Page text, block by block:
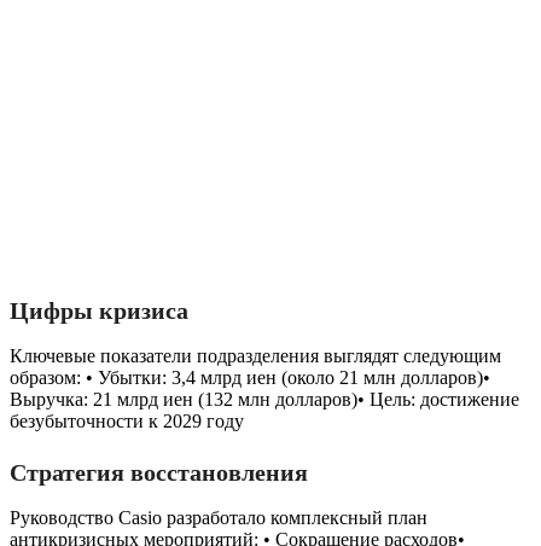
Цифры кризиса
Ключевые показатели подразделения выглядят следующим
образом: • Убытки: 3,4 млрд иен (около 21 млн долларов)•
Выручка: 21 млрд иен (132 млн долларов)• Цель: достижение
безубыточности к 2029 году
Стратегия восстановления
Руководство Casio разработало комплексный план
антикризисных мероприятий: • Сокращение расходов•